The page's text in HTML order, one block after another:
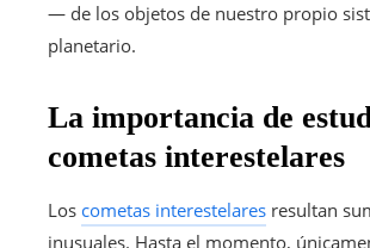
— de los objetos de nuestro propio
planetario.
La importancia de
cometas interestelares
Los cometas interestelares resultan
inusuales. Hasta el momento,